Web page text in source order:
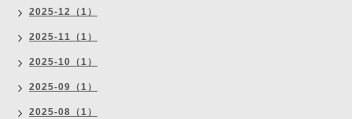
2025-12（1）
2025-11（1）
2025-10（1）
2025-09（1）
2025-08（1）